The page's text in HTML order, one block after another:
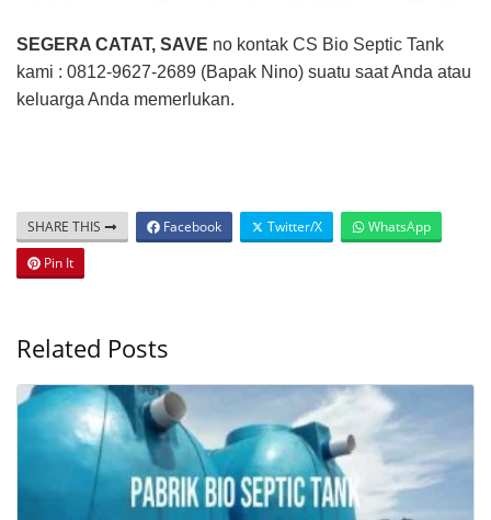
SEGERA CATAT, SAVE no kontak CS Bio Septic Tank
kami : 0812-9627-2689 (Bapak Nino) suatu saat Anda atau
keluarga Anda memerlukan.
SHARE THIS Facebook Twitter/X
WhatsApp
Pin It
Related Posts